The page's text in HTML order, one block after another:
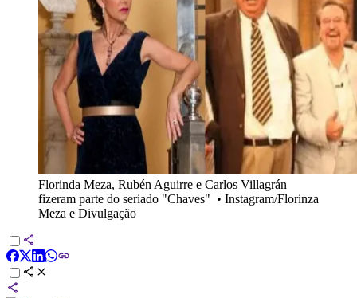
Florinda Meza, Rubén Aguirre e Carlos Villagrán
fizeram parte do seriado "Chaves" • Instagram/Florinza
Meza e Divulgação